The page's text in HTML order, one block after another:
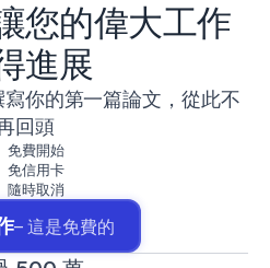
您的偉大工作
進展
你的第一篇論文，從此不
回頭
免費開始
免信用卡
隨時取消
– 這是免費的